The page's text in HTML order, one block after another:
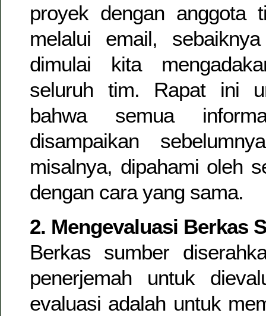
proyek dengan anggota
melalui email,
dimulai kita
seluruh tim. Rapat ini
bahwa semua
disampaikan
misalnya, dipahami oleh
dengan cara yang sama.
2. Mengevaluasi Berkas
Berkas sumber
penerjemah untuk
evaluasi adalah untuk